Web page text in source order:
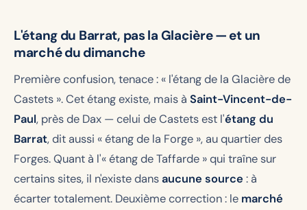
L'étang du Barrat, pas la Glacière — et un
marché du dimanche
Première confusion, tenace : « l'étang de la Glacière de
Castets ». Cet étang existe, mais à Saint-Vincent-de-
Paul, près de Dax — celui de Castets est l'étang du
Barrat, dit aussi « étang de la Forge », au quartier des
Forges. Quant à l'« étang de Taffarde » qui traîne sur
certains sites, il n'existe dansaucune source : à
écarter totalement. Deuxième correction : le marché